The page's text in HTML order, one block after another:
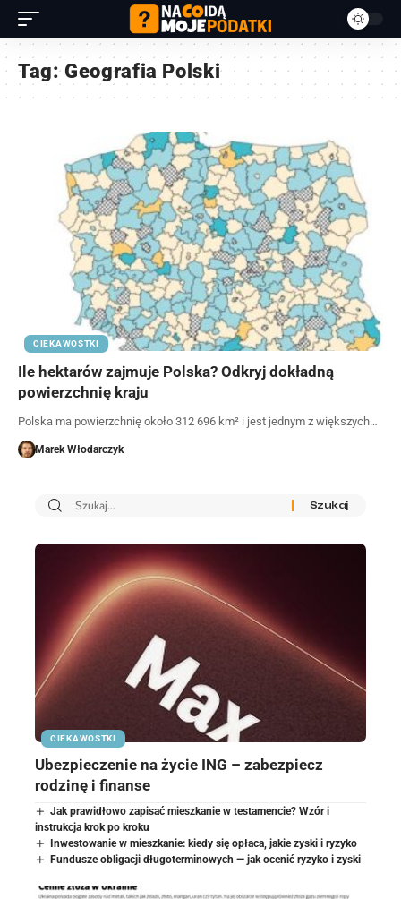
Tag:Geografia Polski
CIEKAWOSTKI
Ile hektarów zajmuje Polska? Odkryj dokładną
powierzchnię kraju
Polska ma powierzchnię około 312 696 km² i jest jednym z większych…
Marek Włodarczyk
CIEKAWOSTKI
Ubezpieczenie na życie ING – zabezpiecz
rodzinę i finanse
Jak prawidłowo zapisać mieszkanie w testamencie? Wzór i
instrukcja krok po kroku
Inwestowanie w mieszkanie: kiedy się opłaca, jakie zyski i ryzyko
Fundusze obligacji długoterminowych — jak ocenić ryzyko i zyski